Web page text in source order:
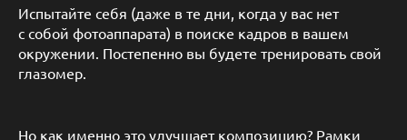
Испытайте себя (даже в те дни, когда у вас нет
с собой фотоаппарата) в поиске кадров в вашем
окружении. Постепенно вы будете тренировать свой
глазомер.
Но как именно это улучшает композицию? Рамки